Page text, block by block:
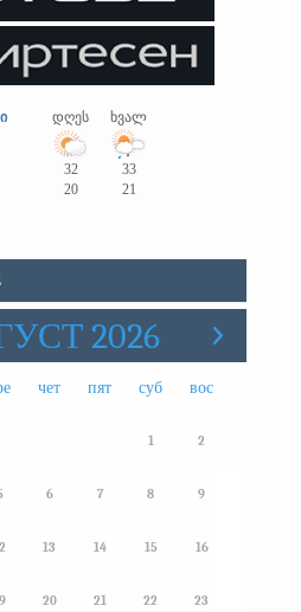
დღეს
ხვალ
32
33
20 21
2026
чет пят суб вос
1 2
6 7 8 9
13 14 15 16
20 21 22 23